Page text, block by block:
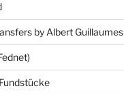
by Albert Guillaumes